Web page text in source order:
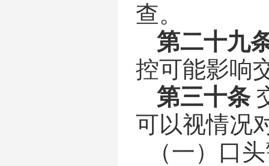
查。
第二十九
控可能影响
第三十条
可以视情况
（一）口